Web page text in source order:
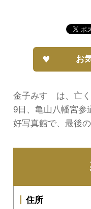
金子みすゞは、亡
9日、亀山八幡宮参
好写真館で、最後
お
住所